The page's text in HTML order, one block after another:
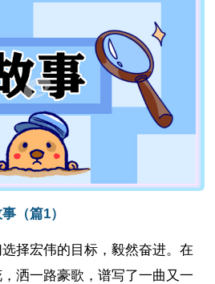
（篇1）
择宏伟的目标，毅然奋进。在
洒一路豪歌，谱写了一曲又一